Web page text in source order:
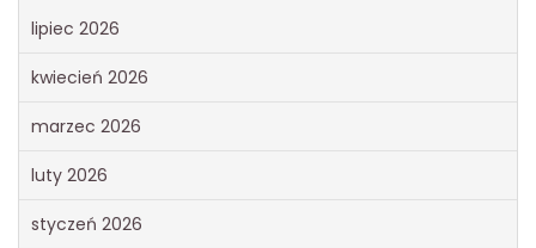
lipiec 2026
kwiecień 2026
marzec 2026
luty 2026
styczeń 2026